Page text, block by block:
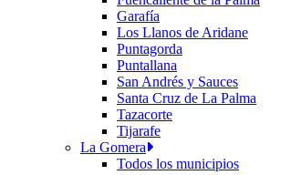
Garafía
Los Llanos de Aridane
Puntagorda
Puntallana
San Andrés y Sauces
Santa Cruz de La Palma
Tazacorte
Tijarafe
La Gomera
Todos los municipios